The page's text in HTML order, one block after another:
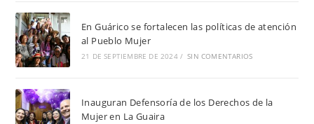
En Guárico se fortalecen las políticas de atención
al Pueblo Mujer
21 DE SEPTIEMBRE DE 2024 / SIN COMENTARIOS
Inauguran Defensoría de los Derechos de la
Mujer en La Guaira